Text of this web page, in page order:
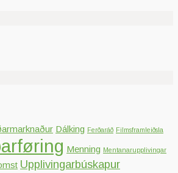
Dálking Ferðaráð Filmsframleiðsla
Menning Mentanarupplivingar
Upplivingarbúskapur